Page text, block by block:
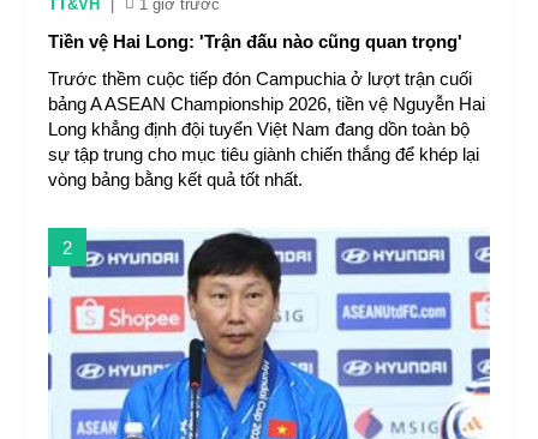
TT&VH 1 giờ trước
Tiền vệ Hai Long: 'Trận đấu nào cũng quan trọng'
Trước thềm cuộc tiếp đón Campuchia ở lượt trận cuối
bảng A ASEAN Championship 2026, tiền vệ Nguyễn Hai
Long khẳng định đội tuyển Việt Nam đang dồn toàn bộ
sự tập trung cho mục tiêu giành chiến thắng để khép lại
vòng bảng bằng kết quả tốt nhất.
2